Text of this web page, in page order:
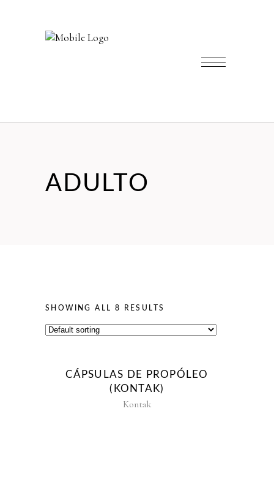
ADULTO
SHOWING ALL 8 RESULTS
CÁPSULAS DE PROPÓLEO
(KONTAK)
Kontak